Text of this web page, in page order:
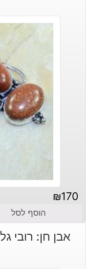
₪170
הוסף לסל
אבן חן: רובי